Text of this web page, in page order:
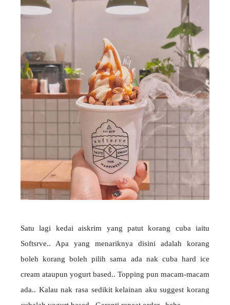
Satu lagi kedai aiskrim yang patut korang cuba iaitu
Softsrve.. Apa yang menariknya disini adalah korang
boleh korang boleh pilih sama ada nak cuba hard ice
cream ataupun yogurt based.. Topping pun macam-macam
ada.. Kalau nak rasa sedikit kelainan aku suggest korang